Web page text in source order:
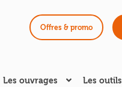
Offres & promo
Les ouvrages Les outils